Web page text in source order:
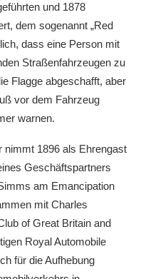
und 1878
dem sogenannt „Red
dass eine Person mit
Straßenfahrzeugen zu
Flagge abgeschafft, aber
vor dem Fahrzeug
warnen.
nimmt 1896 als Ehrengast
Geschäftspartners
am Emancipation
mit Charles
of Great Britain and
Royal Automobile
für die Aufhebung